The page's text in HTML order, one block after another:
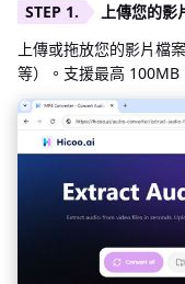
上傳您的影
上傳或拖放您的影片檔
等）。支援最高 100MB